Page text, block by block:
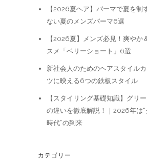
【2026夏ヘア】パーマで夏を制
ない夏のメンズパーマ6選
【2026夏】メンズ必見！爽やか
スメ「ベリーショート」6選
新社会人のためのヘアスタイル
ツに映える6つの鉄板スタイル
【スタイリング基礎知識】グリ
の違いを徹底解説！｜2026年は
時代”の到来
カテゴリー